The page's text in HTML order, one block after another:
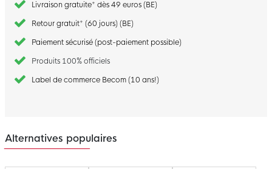
Livraison gratuite* dès 49 euros (BE)
Retour gratuit* (60 jours) (BE)
Paiement sécurisé (post-paiement possible)
Produits 100% officiels
Label de commerce Becom (10 ans!)
Alternatives populaires